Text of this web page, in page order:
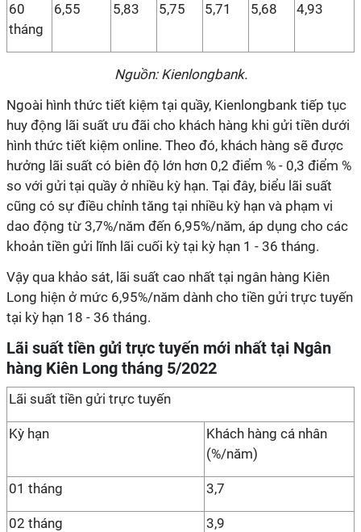
60
tháng
6,55 5,83 5,75 5,71 5,68 4,93
Nguồn: Kienlongbank.
Ngoài hình thức tiết kiệm tại quầy, Kienlongbank tiếp tục
huy động lãi suất ưu đãi cho khách hàng khi gửi tiền dưới
hình thức tiết kiệm online. Theo đó, khách hàng sẽ được
hưởng lãi suất có biên độ lớn hơn 0,2 điểm % - 0,3 điểm %
so với gửi tại quầy ở nhiều kỳ hạn. Tại đây, biểu lãi suất
cũng có sự điều chỉnh tăng tại nhiều kỳ hạn và phạm vi
dao động từ 3,7%/năm đến 6,95%/năm, áp dụng cho các
khoản tiền gửi lĩnh lãi cuối kỳ tại kỳ hạn 1 - 36 tháng.
Vậy qua khảo sát, lãi suất cao nhất tại ngân hàng Kiên
Long hiện ở mức 6,95%/năm dành cho tiền gửi trực tuyến
tại kỳ hạn 18 - 36 tháng.
Lãi suất tiền gửi trực tuyến mới nhất tại Ngân
hàng Kiên Long tháng 5/2022
Lãi suất tiền gửi trực tuyến
Kỳ hạn
Khách hàng cá nhân
(%/năm)
01 tháng 3,7
02 tháng 3,9